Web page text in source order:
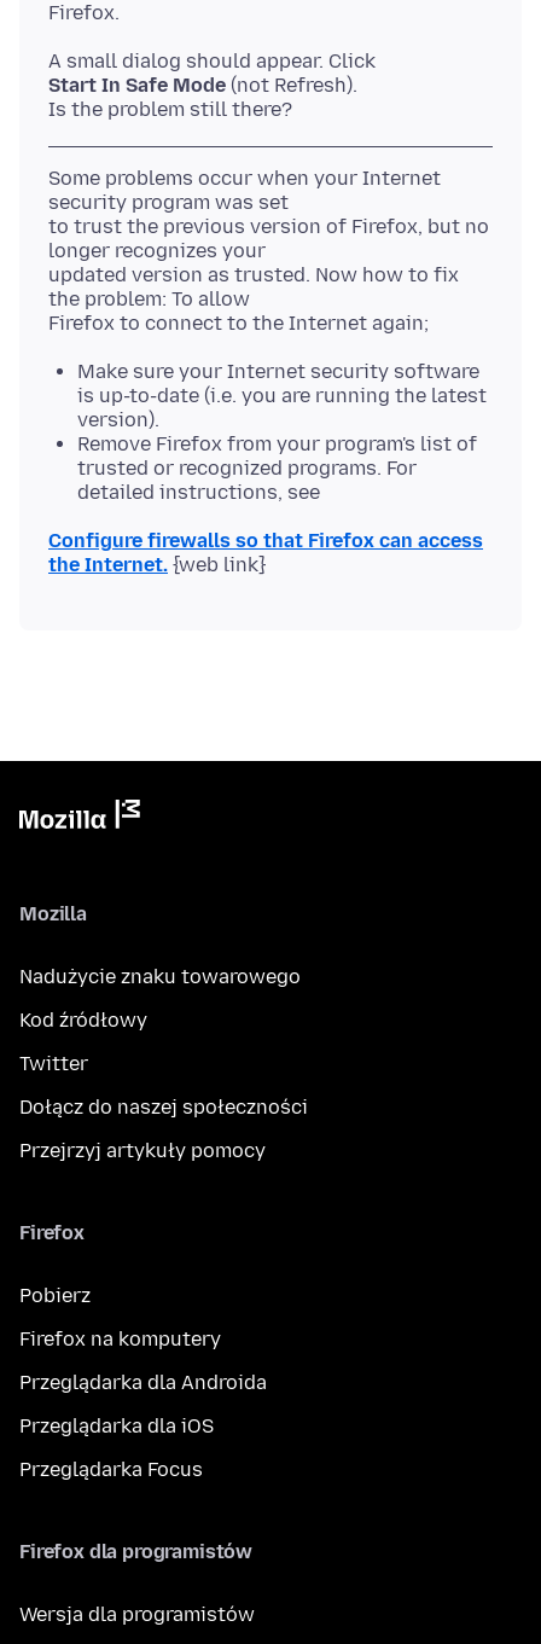
Start In Safe Mode (not Refresh).
Some problems occur when your Internet
security program was set
to trust the previous version of Firefox, but no
longer recognizes your
updated version as trusted. Now how to fix
the problem: To allow
Make sure your Internet security software
is up-to-date (i.e. you are running the latest
version).
Remove Firefox from your program's list of
trusted or recognized programs. For
detailed instructions, see
Configure firewalls so that Firefox can access
the Internet.
Mozilla
Nadużycie znaku towarowego
Kod źródłowy
Twitter
Dołącz do naszej społeczności
Przejrzyj artykuły pomocy
Firefox
Pobierz
Firefox na komputery
Przeglądarka dla Androida
Przeglądarka dla iOS
Przeglądarka Focus
Firefox dla programistów
Wersja dla programistów